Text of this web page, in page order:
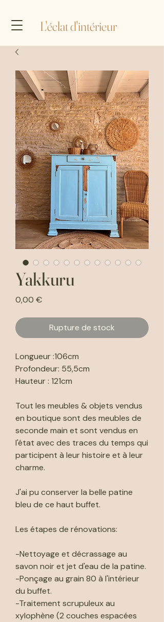
L'éclat d'intérieur
Yakkuru
0,00 €Prix
Rupture de stock
Longueur :106cm
Profondeur: 55,5cm
Hauteur : 121cm
Tout les meubles & objets vendus
en boutique sont des meubles de
seconde main et sont vendus en
l'état avec des traces du temps qui
participent à leur histoire et à leur
charme.
J'ai pu conserver la belle patine
bleu de ce haut buffet.
Les étapes de rénovations:
-Nettoyage et décrassage au
savon noir et jet d'eau de la patine.
-Ponçage au grain 80 à l'intérieur
du buffet.
-Traitement scrupuleux au
xylophène (2 couches espacées